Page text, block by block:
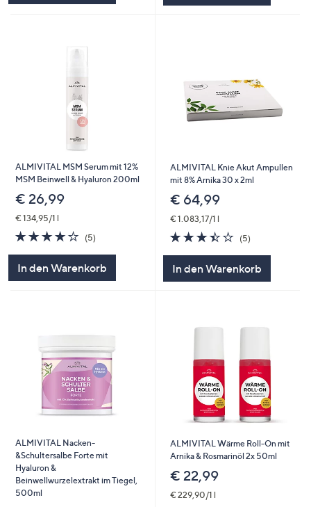
ALMIVITAL MSM Serum mit 12%
MSM Beinwell & Hyaluron 200ml
€ 26,99
€ 134,95/1 l
3.8
von
(5)
In den Warenkorb
ALMIVITAL Knie Akut Ampullen
mit 8% Arnika 30 x 2ml
€ 64,99
€ 1.083,17/1 l
3.4
von
(5)
In den Warenkorb
ALMIVITAL Nacken-
&Schultersalbe Forte mit
Hyaluron &
Beinwellwurzelextrakt im Tiegel,
500ml
ALMIVITAL Wärme Roll-On mit
Arnika & Rosmarinöl 2x 50ml
€ 22,99
€ 229,90/1 l